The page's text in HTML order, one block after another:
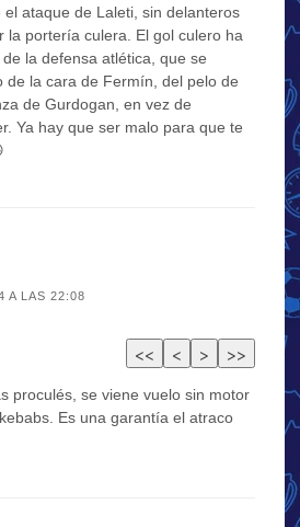
el ataque de Laleti, sin delanteros
la portería culera. El gol culero ha
la defensa atlética, que se
de la cara de Fermín, del pelo de
de Gurdogan, en vez de
Ya hay que ser malo para que te
A LAS 22:08
proculés, se viene vuelo sin motor
Es una garantía el atraco